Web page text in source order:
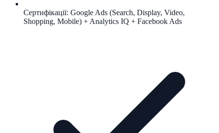
Сертифікації: Google Ads (Search, Display, Video,
Shopping, Mobile) + Analytics IQ + Facebook Ads